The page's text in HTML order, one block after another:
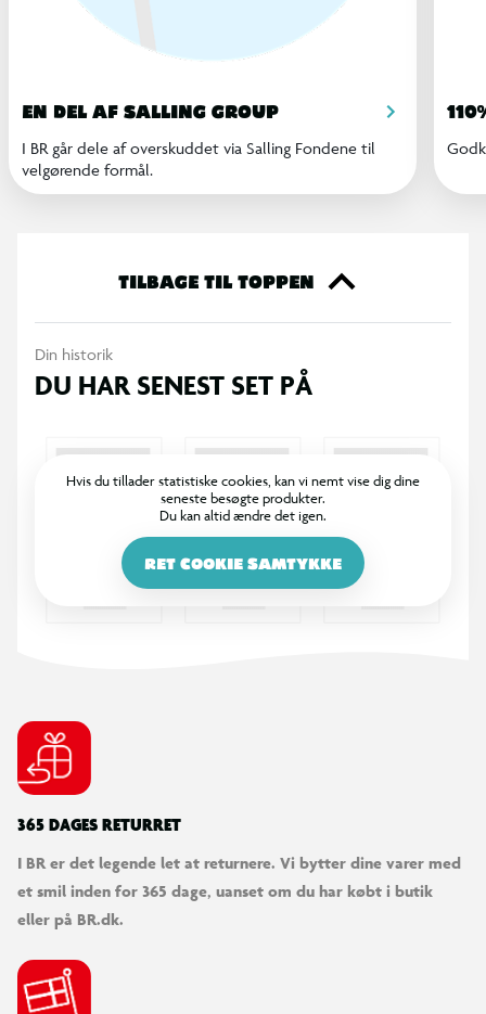
EN DEL AF SALLING GROUP
I BR går dele af overskuddet via Salling Fondene til
velgørende formål.
TILBAGE TIL TOPPEN
Din historik
DU HAR SENEST SET PÅ
Hvis du tillader statistiske cookies, kan vi nemt vise dig dine
seneste besøgte produkter.
Du kan altid ændre det igen.
RET COOKIE SAMTYKKE
365 DAGES RETURRET
I BR er det legende let at returnere. Vi bytter dine varer med
et smil inden for 365 dage, uanset om du har købt i butik
eller på BR.dk.